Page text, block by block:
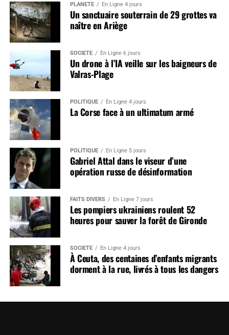
PLANÈTE En Ligne 4 jours
Un sanctuaire souterrain de 29 grottes va
naître en Ariège
SOCIÉTÉ En Ligne 6 jours
Un drone à l’IA veille sur les baigneurs de
Valras-Plage
POLITIQUE En Ligne 4 jours
La Corse face à un ultimatum armé
POLITIQUE En Ligne 5 jours
Gabriel Attal dans le viseur d’une
opération russe de désinformation
FAITS DIVERS En Ligne 7 jours
Les pompiers ukrainiens roulent 52
heures pour sauver la forêt de Gironde
SOCIÉTÉ En Ligne 4 jours
À Ceuta, des centaines d’enfants migrants
dorment à la rue, livrés à tous les dangers